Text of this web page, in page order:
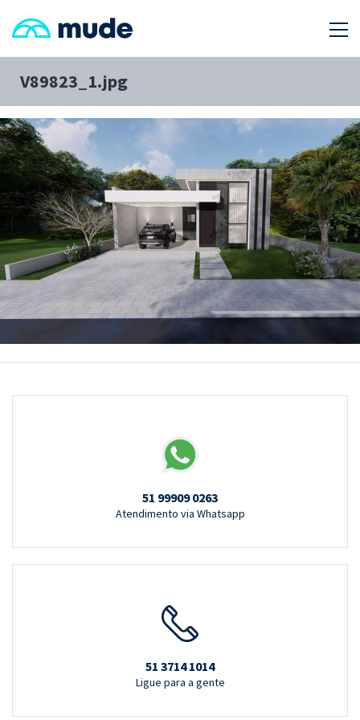
V89823_1.jpg
51 99909 0263
Atendimento via Whatsapp
51 3714 1014
Ligue para a gente